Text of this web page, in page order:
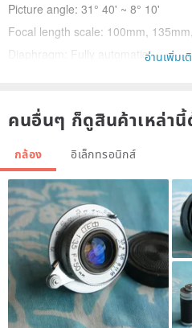
Picture angle: 31° 40' ~ 8° 10'
Focal length scale: 100mm,
Diaphragm: Fully automatic,
Zoom control: Via one-touch push
to infinity (OO); MACRO: Closest
range in manual focus
[warranty]
All items have a 7-day warranty
If you feel that it does not match
the goods, you can get a full refund.
อ่านเพิ่มเ
คนอื่นๆ ก็ดูสินค้าเหล่านี้
กล้อง อิเล็กทรอนิกส์